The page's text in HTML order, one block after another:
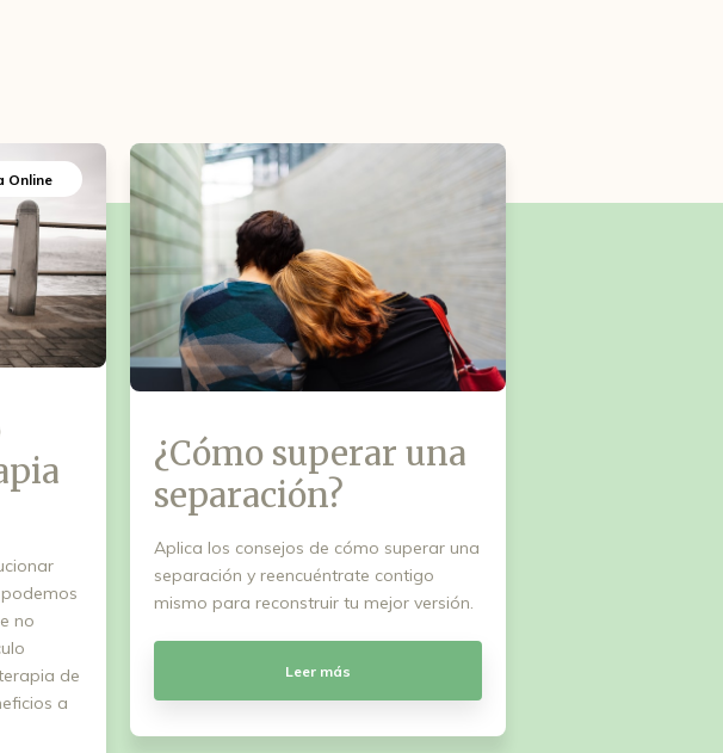
Online
no
de
a
¿Cómo superar una
separación?
Aplica los consejos de cómo superar una
separación y reencuéntrate contigo
mismo para reconstruir tu mejor versión.
Leer más